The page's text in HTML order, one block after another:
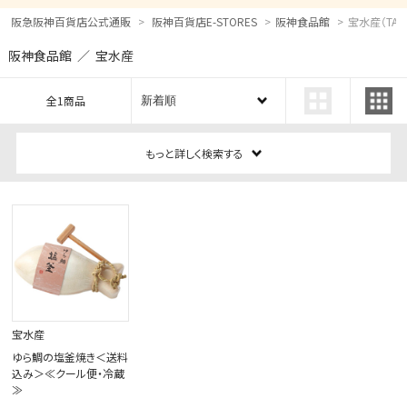
カテゴリー ブランド
阪急阪神百貨店公式通販 阪神百貨店E-STORES 阪神食品館 宝水産（
阪神食品館 ／ 宝水産
全1商品
もっと詳しく検索する
宝水産
ゆら鯛の塩釜焼き＜送料
込み＞≪クール便・冷蔵
≫